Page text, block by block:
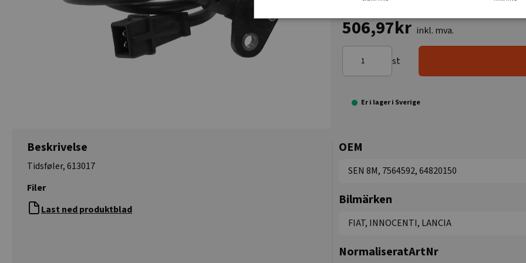
506,97kr inkl. mva.
st
Er i lager i Sverige
Beskrivelse
Tidsføler, 613017
Filer
Last ned produktblad
OEM
SEN 8M, 7564592, 64820150
Bilmärken
FIAT, INNOCENTI, LANCIA
NormaliseratArtNr